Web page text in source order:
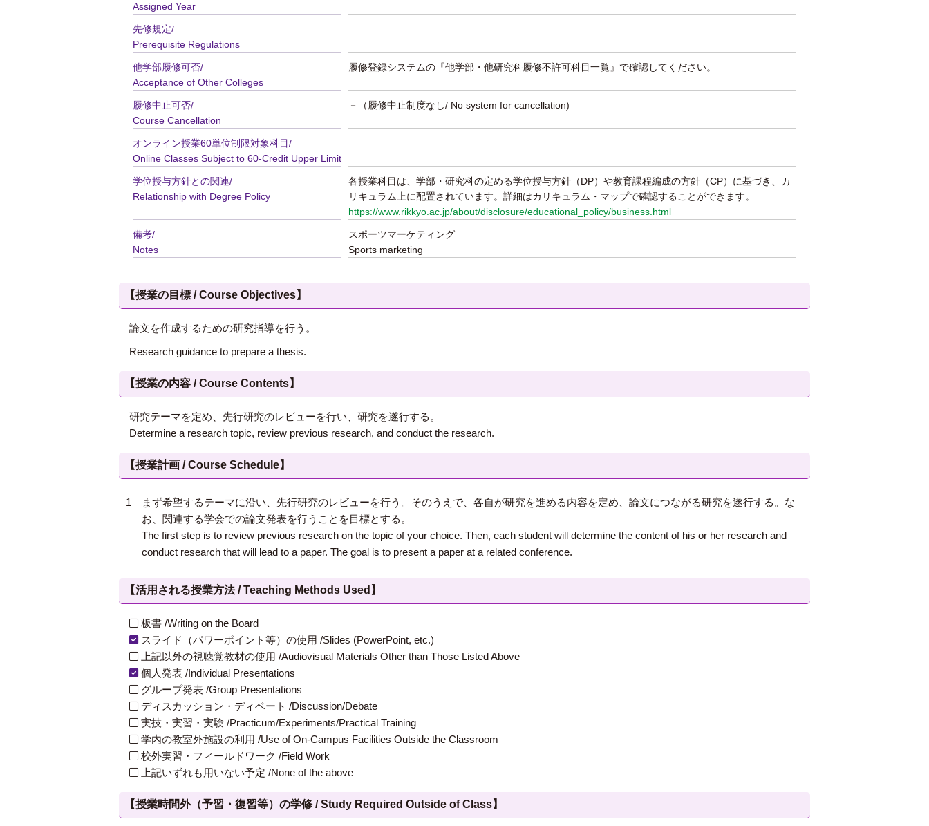
Assigned Year
先修規定/
Prerequisite Regulations
他学部履修可否/
Acceptance of Other Colleges
履修登録システムの『他学部・他研究科履修不許可科目一覧』で確認してください。
履修中止可否/
Course Cancellation
－（履修中止制度なし/ No system for cancellation)
オンライン授業60単位制限対象科目/
Online Classes Subject to 60-Credit Upper Limit
学位授与方針との関連/
Relationship with Degree Policy
各授業科目は、学部・研究科の定める学位授与方針（DP）や教育課程編成の方針（CP）に基づき、カ
リキュラム上に配置されています。詳細はカリキュラム・マップで確認することができます。
https://www.rikkyo.ac.jp/about/disclosure/educational_policy/business.html
備考/
Notes
スポーツマーケティング
Sports marketing
【授業の目標 / Course Objectives】
論文を作成するための研究指導を行う。
Research guidance to prepare a thesis.
【授業の内容 / Course Contents】
研究テーマを定め、先行研究のレビューを行い、研究を遂行する。
Determine a research topic, review previous research, and conduct the research.
【授業計画 / Course Schedule】
1
まず希望するテーマに沿い、先行研究のレビューを行う。そのうえで、各自が研究を進める内容を定め、論文につながる研究を遂行する。な
お、関連する学会での論文発表を行うことを目標とする。
The first step is to review previous research on the topic of your choice. Then, each student will determine the content of his or her research and
conduct research that will lead to a paper. The goal is to present a paper at a related conference.
【活用される授業方法 / Teaching Methods Used】
板書 /Writing on the Board
スライド（パワーポイント等）の使用 /Slides (PowerPoint, etc.)
上記以外の視聴覚教材の使用 /Audiovisual Materials Other than Those Listed Above
個人発表 /Individual Presentations
グループ発表 /Group Presentations
ディスカッション・ディベート /Discussion/Debate
実技・実習・実験 /Practicum/Experiments/Practical Training
学内の教室外施設の利用 /Use of On-Campus Facilities Outside the Classroom
校外実習・フィールドワーク /Field Work
上記いずれも用いない予定 /None of the above
【授業時間外（予習・復習等）の学修 / Study Required Outside of Class】